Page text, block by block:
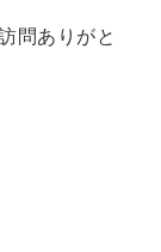
問ありがと